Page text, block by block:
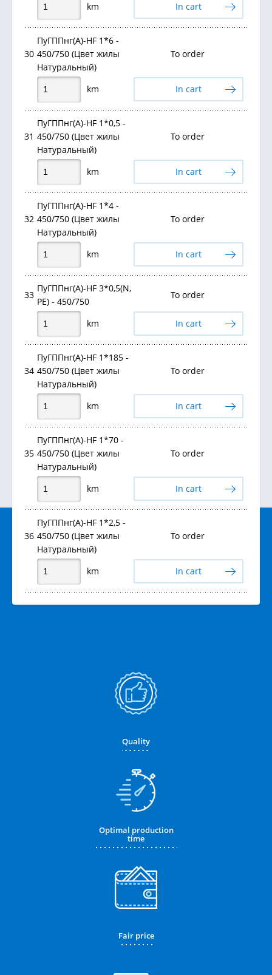
km In cart
30
ПуГППнг(А)-HF 1*6 -
450/750 (Цвет жилы
Натуральный)
To order
km In cart
31
ПуГППнг(А)-HF 1*0,5 -
450/750 (Цвет жилы
Натуральный)
To order
km In cart
32
ПуГППнг(А)-HF 1*4 -
450/750 (Цвет жилы
Натуральный)
To order
km In cart
33
ПуГППнг(А)-HF 3*0,5(N,
PE) - 450/750
To order
km In cart
34
ПуГППнг(А)-HF 1*185 -
450/750 (Цвет жилы
Натуральный)
To order
km In cart
35
ПуГППнг(А)-HF 1*70 -
450/750 (Цвет жилы
Натуральный)
To order
km In cart
36
ПуГППнг(А)-HF 1*2,5 -
450/750 (Цвет жилы
Натуральный)
To order
km In cart
Quality
Optimal production
time
Fair price